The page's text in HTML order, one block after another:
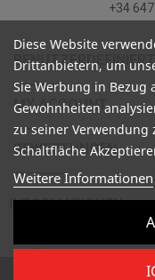
+34
MY ACCOUNT
BEWERTUNGEN
INFORMATIONEN
Diese Website
Drittanbietern, um
Sie Werbung in Bezug
Gewohnheiten
zu seiner Verwendung
Schaltfläche
Weitere Informationen